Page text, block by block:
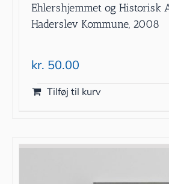
Ehlershjemmet og Historisk
Haderslev Kommune, 2008
kr. 50.00
Tilføj til kurv